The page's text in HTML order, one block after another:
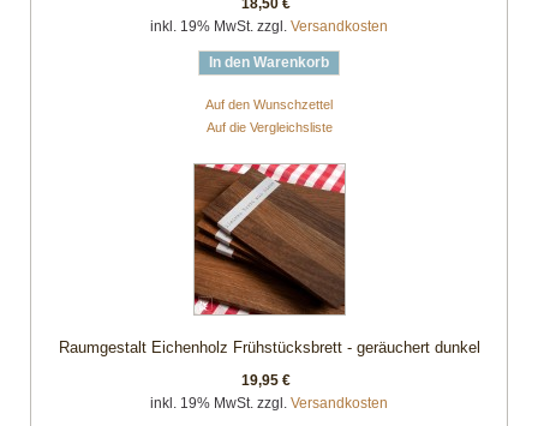
18,50 €
inkl. 19% MwSt. zzgl. Versandkosten
In den Warenkorb
Auf den Wunschzettel
Auf die Vergleichsliste
Raumgestalt Eichenholz Frühstücksbrett - geräuchert dunkel
19,95 €
inkl. 19% MwSt. zzgl. Versandkosten